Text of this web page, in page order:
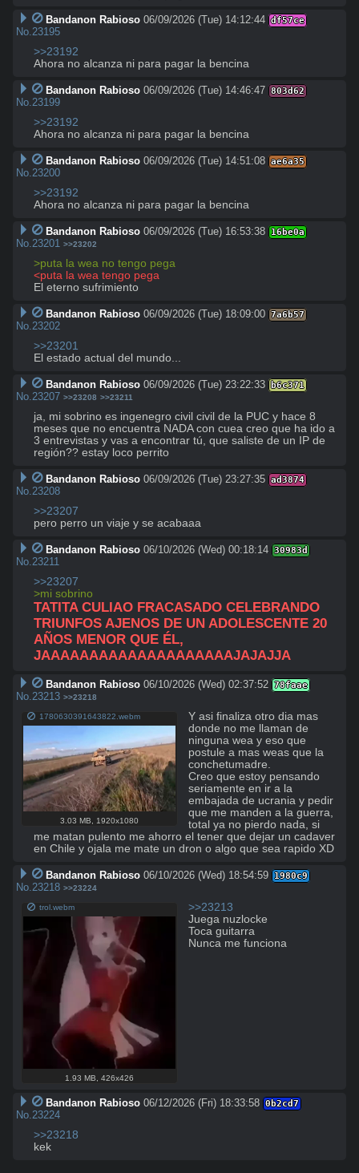
Bandanon Rabioso 06/09/2026 (Tue) 14:12:44 df57ce
No. 23195
>>23192
Ahora no alcanza ni para pagar la bencina
Bandanon Rabioso 06/09/2026 (Tue) 14:46:47 803d62
No. 23199
>>23192
Ahora no alcanza ni para pagar la bencina
Bandanon Rabioso 06/09/2026 (Tue) 14:51:08 ae6a35
No. 23200
>>23192
Ahora no alcanza ni para pagar la bencina
Bandanon Rabioso 06/09/2026 (Tue) 16:53:38 16be0a
No. 23201 >>23202
>puta la wea no tengo pega
<puta la wea tengo pega
El eterno sufrimiento
Bandanon Rabioso 06/09/2026 (Tue) 18:09:00 7a6b57
No. 23202
>>23201
El estado actual del mundo...
Bandanon Rabioso 06/09/2026 (Tue) 23:22:33 b6c371
No. 23207 >>23208 >>23211
ja, mi sobrino es ingenegro civil civil de la PUC y hace 8
meses que no encuentra NADA con cuea creo que ha ido a
3 entrevistas y vas a encontrar tú, que saliste de un IP de
región?? estay loco perrito
Bandanon Rabioso 06/09/2026 (Tue) 23:27:35 ad3874
No. 23208
>>23207
pero perro un viaje y se acabaaa
Bandanon Rabioso 06/10/2026 (Wed) 00:18:14 30983d
No. 23211
>>23207
>mi sobrino
TATITA CULIAO FRACASADO CELEBRANDO
TRIUNFOS AJENOS DE UN ADOLESCENTE 20
AÑOS MENOR QUE ÉL,
JAAAAAAAAAAAAAAAAAAAAJAJAJJA
Bandanon Rabioso 06/10/2026 (Wed) 02:37:52 78faae
No. 23213 >>23218
1780630391643822.webm
3.03 MB 1920x1080
Y asi finaliza otro dia mas
donde no me llaman de
ninguna wea y eso que
postule a mas weas que la
conchetumadre.
Creo que estoy pensando
seriamente en ir a la
embajada de ucrania y pedir
que me manden a la guerra,
total ya no pierdo nada, si
me matan pulento me ahorro el tener que dejar un cadaver
en Chile y ojala me mate un dron o algo que sea rapido XD
Bandanon Rabioso 06/10/2026 (Wed) 18:54:59 1980c9
No. 23218 >>23224
trol.webm
1.93 MB ,426x426
>>23213
Juega nuzlocke
Toca guitarra
Nunca me funciona
Bandanon Rabioso 06/12/2026 (Fri) 18:33:58 0b2cd7
No.23224
>>23218
kek